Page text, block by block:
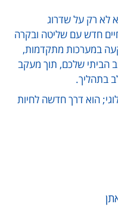
רק על שדרוג
חדש עם שליטה ובקרה
במערכות מתקדמות,
הביתי שלכם, תוך מעקב
בתהליך.
הוא דרך חדשה לחיות